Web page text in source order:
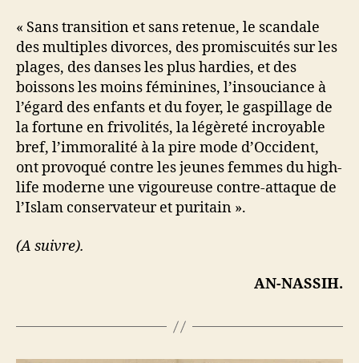
« Sans transition et sans retenue, le scandale
des multiples divorces, des promiscuités sur les
plages, des danses les plus hardies, et des
boissons les moins féminines, l’insouciance à
l’égard des enfants et du foyer, le gaspillage de
la fortune en frivolités, la légèreté incroyable
bref, l’immoralité à la pire mode d’Occident,
ont provoqué contre les jeunes femmes du high-
life moderne une vigoureuse contre-attaque de
l’Islam conservateur et puritain ».
(A suivre).
AN-NASSIH.